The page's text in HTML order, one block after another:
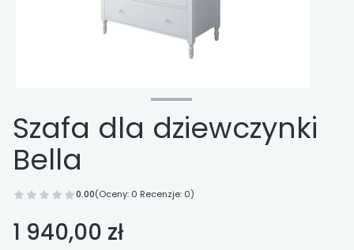
Szafa dla dziewczynki
Bella
0.00(Oceny: 0 Recenzje: 0)
Cena
1 940,00 zł